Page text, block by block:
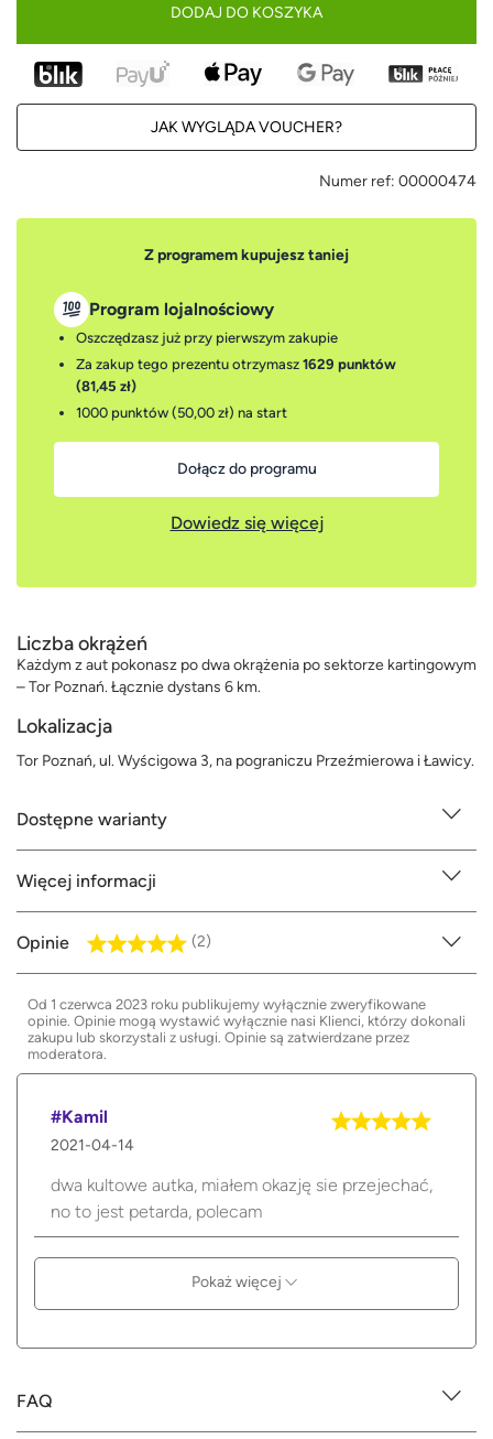
DODAJ DO KOSZYKA
JAK WYGLĄDA VOUCHER?
Numer ref: 00000474
Z programem kupujesz taniej
Program lojalnościowy
Oszczędzasz już przy pierwszym zakupie
Za zakup tego prezentu otrzymasz 1629 punktów
(81,45 zł)
1000 punktów (50,00 zł) na start
Dołącz do programu
Dowiedz się więcej
Liczba okrążeń
Każdym z aut pokonasz po dwa okrążenia po sektorze kartingowym
– Tor Poznań. Łącznie dystans 6 km.
Lokalizacja
Tor Poznań, ul. Wyścigowa 3, na pograniczu Przeźmierowa i Ławicy.
Dostępne warianty
Więcej informacji
Opinie (2)
Od 1 czerwca 2023 roku publikujemy wyłącznie zweryfikowane
opinie. Opinie mogą wystawić wyłącznie nasi Klienci, którzy dokonali
zakupu lub skorzystali z usługi. Opinie są zatwierdzane przez
moderatora.
#Kamil
2021-04-14
dwa kultowe autka, miałem okazję sie przejechać,
no to jest petarda, polecam
Pokaż więcej
FAQ